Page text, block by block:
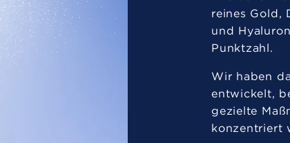
reines Gold,
und
Punktzahl.
Wir haben
entwickelt,
gezielte
konzentriert